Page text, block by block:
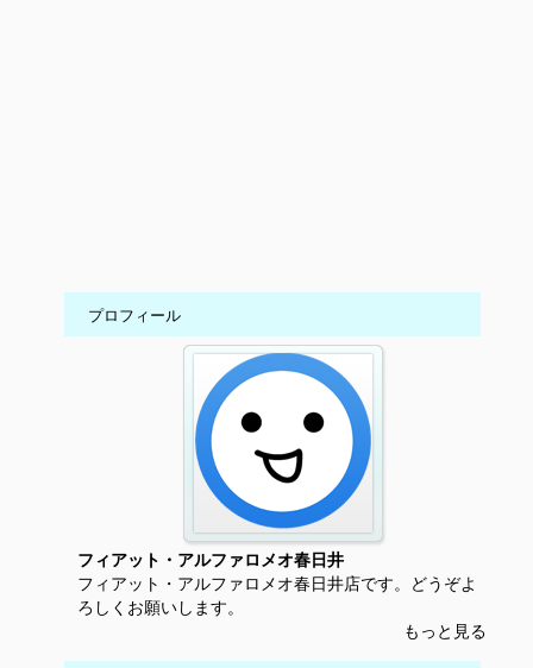
プロフィール
フィアット・アルファロメオ春日井
フィアット・アルファロメオ春日井店です。どうぞよ
ろしくお願いします。
もっと見る